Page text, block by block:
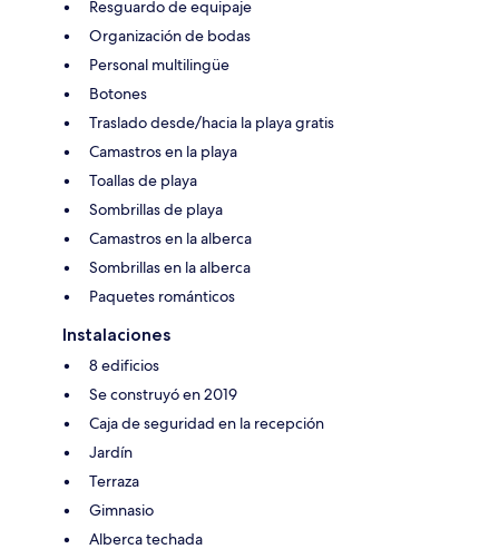
Resguardo de equipaje
Organización de bodas
Personal multilingüe
Botones
Traslado desde/hacia la playa gratis
Camastros en la playa
Toallas de playa
Sombrillas de playa
Camastros en la alberca
Sombrillas en la alberca
Paquetes románticos
Instalaciones
8 edificios
Se construyó en 2019
Caja de seguridad en la recepción
Jardín
Terraza
Gimnasio
Alberca techada